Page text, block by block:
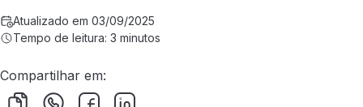
Atualizado em 03/09/2025
Tempo de leitura: 3 minutos
Compartilhar em: